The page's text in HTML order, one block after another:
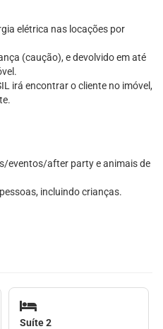
elétrica nas locações por
(caução), e devolvido em até
irá encontrar o cliente no imóvel,
eventos/after party e animais de
incluindo crianças.
Suíte 2